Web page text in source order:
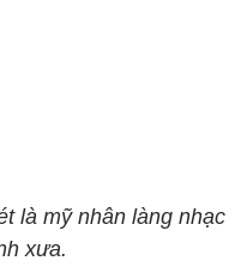
là mỹ nhân làng nhạc
xưa.